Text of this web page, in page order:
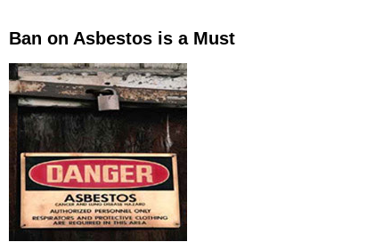
Ban on Asbestos is a Must